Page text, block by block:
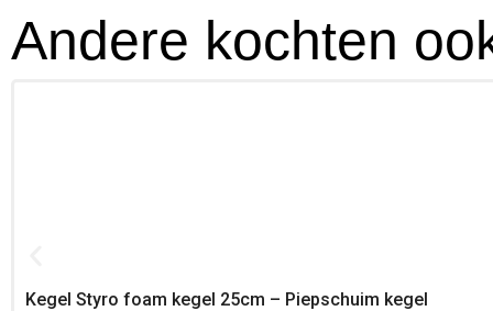
Andere kochten
Kegel Styro foam kegel 25cm – Piepschuim kegel